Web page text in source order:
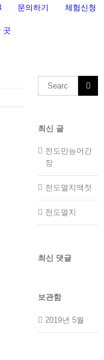
문의하기 체험신청
곳
Search
for:
최신 글
전도만능어간
장
전도멸치액젓
전도멸치
최신 댓글
보관함
2019년 5월